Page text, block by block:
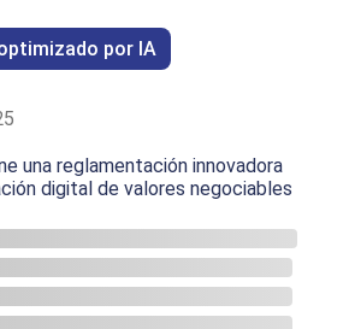
por IA
una reglamentación innovadora
digital de valores negociables